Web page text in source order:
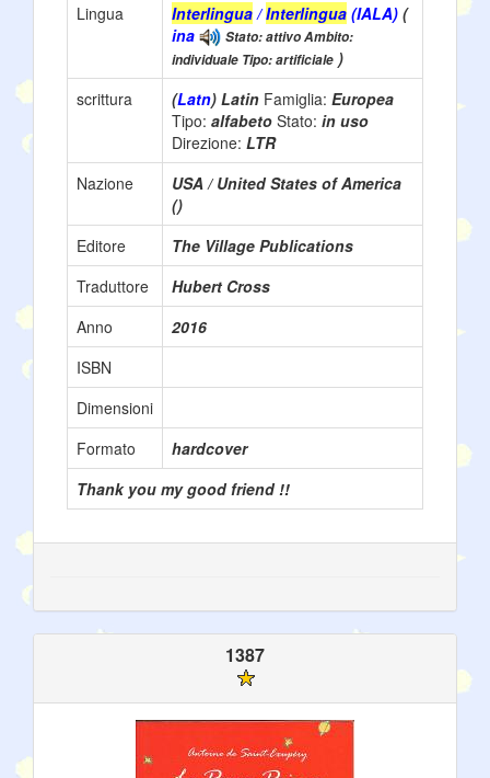
Lingua
Interlingua /Interlingua (IALA) (
ina
Stato: attivo Ambito:
individuale Tipo: artificiale )
scrittura
(Latn) Latin Famiglia: Europea
Tipo: alfabeto Stato: in uso
Direzione: LTR
Nazione
USA / United States of America
()
Editore
The Village Publications
Traduttore
Hubert Cross
Anno
2016
ISBN
Dimensioni
Formato
hardcover
Thank you my good friend !!
1387